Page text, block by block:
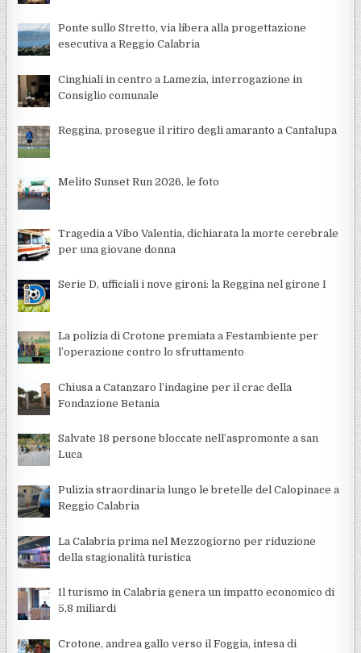
Ponte sullo Stretto, via libera alla progettazione
esecutiva a Reggio Calabria
Cinghiali in centro a Lamezia, interrogazione in
Consiglio comunale
Reggina, prosegue il ritiro degli amaranto a Cantalupa
Melito Sunset Run 2026, le foto
Tragedia a Vibo Valentia, dichiarata la morte cerebrale
per una giovane donna
Serie D, ufficiali i nove gironi: la Reggina nel girone I
La polizia di Crotone premiata a Festambiente per
l’operazione contro lo sfruttamento
Chiusa a Catanzaro l’indagine per il crac della
Fondazione Betania
Salvate 18 persone bloccate nell’aspromonte a san
Luca
Pulizia straordinaria lungo le bretelle del Calopinace a
Reggio Calabria
La Calabria prima nel Mezzogiorno per riduzione
della stagionalità turistica
Il turismo in Calabria genera un impatto economico di
5,8 miliardi
Crotone, andrea gallo verso il Foggia, intesa di